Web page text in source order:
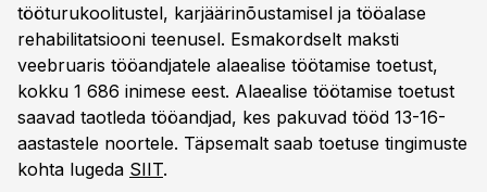
tööturukoolitustel, karjäärinõustamisel ja tööalase
rehabilitatsiooni teenusel. Esmakordselt maksti
veebruaris tööandjatele alaealise töötamise toetust,
kokku 1 686 inimese eest. Alaealise töötamise toetust
saavad taotleda tööandjad, kes pakuvad tööd 13-16-
aastastele noortele. Täpsemalt saab toetuse tingimuste
kohta lugeda SIIT.